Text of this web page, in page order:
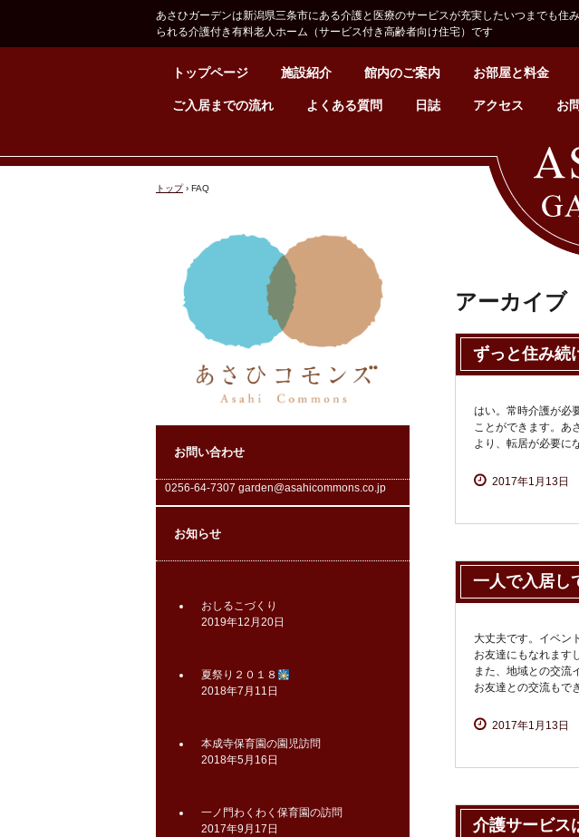
あさひガーデンは新潟県三条市にある介護と医療のサービスが充実したいつまでも住
られる介護付き有料老人ホーム（サービス付き高齢者向け住宅）です
トップページ 施設紹介 館内のご案内 お部屋と料金
ご入居までの流れ よくある質問 日誌 アクセス お
トップ › FAQ
アーカイブ
ずっと住み続
はい。常時介護が必
ことができます。あ
より、転居が必要に
2017年1月13日
一人で入居し
大丈夫です。イベン
お友達にもなれます
また、地域との交流
お友達との交流もで
2017年1月13日
介護サービス
お問い合わせ
0256-64-7307 garden@asahicommons.co.jp
お知らせ
おしるこづくり
2019年12月20日
夏祭り２０１８
2018年7月11日
本成寺保育園の園児訪問
2018年5月16日
一ノ門わくわく保育園の訪問
2017年9月17日